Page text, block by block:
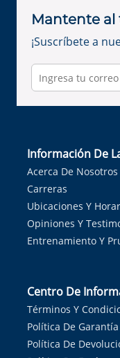
Mantente al
¡Suscríbete a
Información De
Acerca De Nosotros
Carreras
Ubicaciones Y
Opiniones Y
Entrenamiento Y
Centro De
Términos Y
Política De Garantía
Política De